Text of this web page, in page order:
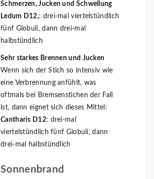
Schmerzen, Jucken und Schwellung
Ledum D12,: drei-mal viertelstündlich
fünf Globuli, dann drei-mal
halbstündlich
Sehr starkes Brennen und Jucken
Wenn sich der Stich so intensiv wie
eine Verbrennung anfühlt, was
oftmals bei Bremsenstichen der Fall
ist, dann eignet sich dieses Mittel:
Cantharis D12: drei-mal
viertelstündlich fünf Globuli, dann
drei-mal halbstündlich
Sonnenbrand